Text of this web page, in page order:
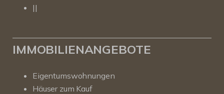
||
IMMOBILIENANGEBOTE
Eigentumswohnungen
Häuser zum Kauf